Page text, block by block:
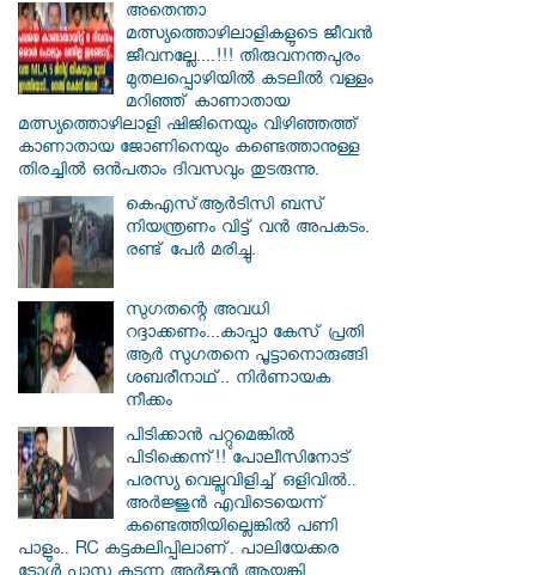
അതെന്താ
മത്സ്യത്തൊഴിലാളികളുടെ ജീവൻ
ജീവനല്ലേ....!!! തിരുവനന്തപുരം
മുതലപ്പൊഴിയില്‍ കടലില്‍ വള്ളം
മറിഞ്ഞ് കാണാതായ
മത്സ്യത്തൊഴിലാളി ഷിജിനെയും വിഴിഞ്ഞത്ത്
കാണാതായ ജോണിനെയും കണ്ടെത്താനുള്ള
തിരച്ചില്‍ ഒന്‍പതാം ദിവസവും തുടരുന്നു.
കെഎസ്ആര്‍ടിസി ബസ്
നിയന്ത്രണം വിട്ട് വൻ അപകടം.
രണ്ട് പേർ മരിച്ചു.
സു​ഗതന്റെ അവധി
റദ്ദാക്കണം...കാപ്പാ കേസ് പ്രതി
ആർ സു​ഗതനെ പൂട്ടാനൊരുങ്ങി
ശബരീനാഥ്.. നിർണായക
നീക്കം
പിടിക്കാൻ പറ്റുമെങ്കിൽ
പിടിക്കെന്ന്!! പോലീസിനോട്
പരസ്യ വെല്ലുവിളിച്ച് ഒളിവിൽ..
അർജ്ജുൻ എവിടെയെന്ന്
കണ്ടെത്തിയില്ലെങ്കിൽ പണി
പാളും.. RC കട്ടകലിപ്പിലാണ്. പാലിയേക്കര